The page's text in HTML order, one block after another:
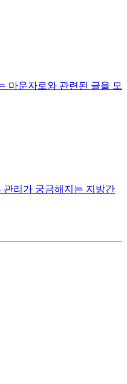
마운자로와 관련된 글을 모
관리가 궁금해지는 지방간